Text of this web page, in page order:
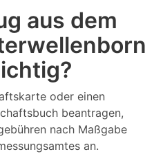
aus dem
oder einen
beantragen,
nach Maßgabe
an.